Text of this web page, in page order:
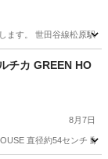
ます。 世田谷線松原駅
チカ GREEN HO
8月7日
直径約54センチ